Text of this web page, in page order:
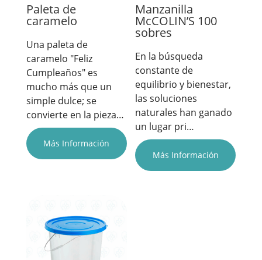
Paleta de
caramelo
Una paleta de
caramelo "Feliz
Cumpleaños" es
mucho más que un
simple dulce; se
convierte en la pieza…
Más Información
Manzanilla
McCOLIN’S 100
sobres
En la búsqueda
constante de
equilibrio y bienestar,
las soluciones
naturales han ganado
un lugar pri…
Más Información